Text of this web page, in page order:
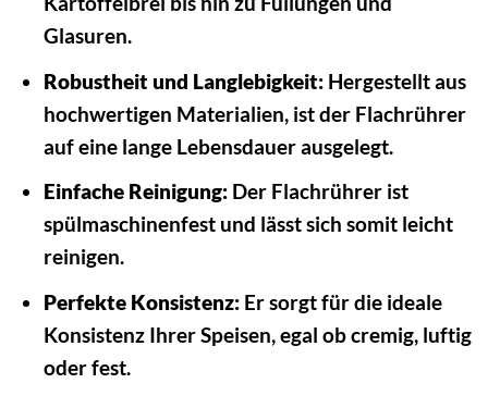
Glasuren.
Robustheit und Langlebigkeit:Hergestellt aus
hochwertigen Materialien, ist der Flachrührer
auf eine lange Lebensdauer ausgelegt.
Einfache Reinigung:Der Flachrührer ist
spülmaschinenfest und lässt sich somit leicht
reinigen.
Perfekte Konsistenz:Er sorgt für die ideale
Konsistenz Ihrer Speisen, egal ob cremig, luftig
oder fest.